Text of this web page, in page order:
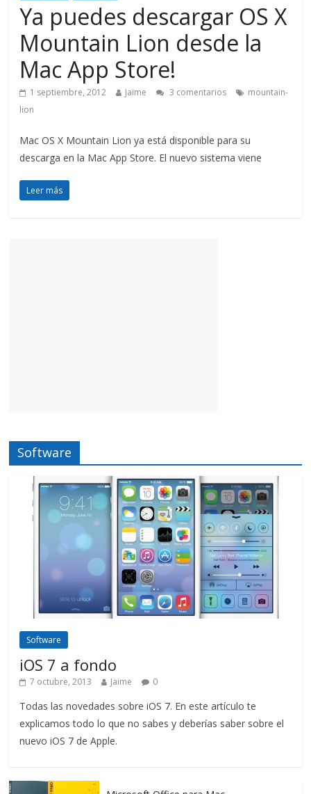
Ya puedes descargar OS X
Mountain Lion desde la
Mac App Store!
1 septiembre, 2012 Jaime 3 comentarios
mountain-
lion
Mac OS X Mountain Lion ya está disponible para su
descarga en la Mac App Store. El nuevo sistema viene
Leer más
Software
Software
iOS 7 a fondo
7 octubre, 2013 Jaime 0
Todas las novedades sobre iOS 7. En este artículo te
explicamos todo lo que no sabes y deberías saber sobre el
nuevo iOS 7 de Apple.